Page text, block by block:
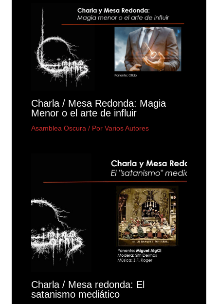
Charla / Mesa Redonda: Magia
Menor o el arte de influir
Asamblea Oscura / PorVarios Autores
Charla / Mesa redonda: El
satanismo mediático